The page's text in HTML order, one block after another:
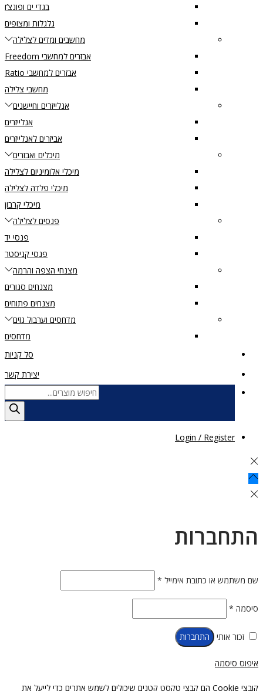
בגדי ים ופונצ’ו
גלגלות ומצופים
מחשבים ומדים לצלילה
אבזרים למחשבי Freedom
אבזרים למחשבי Ratio
מחשבי צלילה
אנלייזרים וחיישנים
אנלייזרים
אביזרים לאנלייזרים
מיכלים ואבזרים
מיכלי אלומיניום לצלילה
מיכלי פלדה לצלילה
מיכלי קרבון
פנסים לצלילה
פנסי יד
פנסי קניסטר
מצנחי הצפה והרמה
מצנחים סגורים
מצנחים פתוחים
מדחסים וערבול גזים
מדחסים
סל קניות
יצירת קשר
Products
Login / Register
התחברות
שם משתמש או כתובת אימייל *חובה
סיסמה *חובה
זכור אותי התחברות
איפוס סיסמה
קובצי Cookie הם קבצי טקסט קטנים שיכולים לשמש אתרים כדי לייעל את